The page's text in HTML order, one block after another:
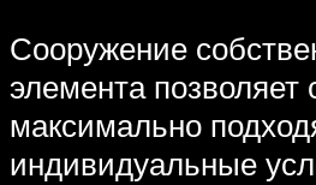
Сооружение
элемента позволяет
максимально
индивидуальные